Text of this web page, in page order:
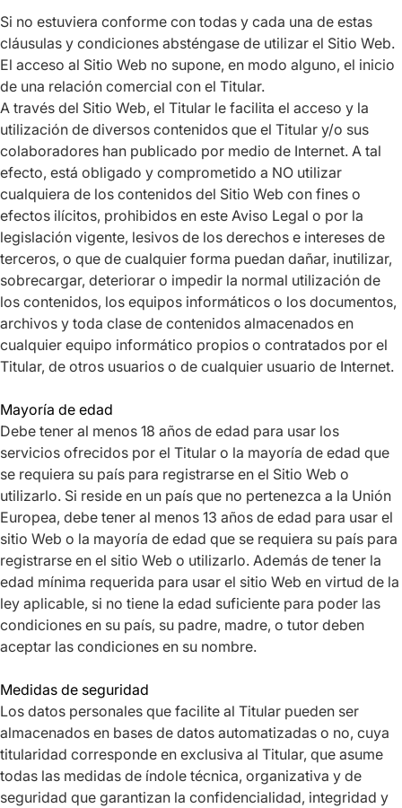
Si no estuviera conforme con todas y cada una de estas
cláusulas y condiciones absténgase de utilizar el Sitio Web.
El acceso al Sitio Web no supone, en modo alguno, el inicio
de una relación comercial con el Titular.
A través del Sitio Web, el Titular le facilita el acceso y la
utilización de diversos contenidos que el Titular y/o sus
colaboradores han publicado por medio de Internet. A tal
efecto, está obligado y comprometido a NO utilizar
cualquiera de los contenidos del Sitio Web con fines o
efectos ilícitos, prohibidos en este Aviso Legal o por la
legislación vigente, lesivos de los derechos e intereses de
terceros, o que de cualquier forma puedan dañar, inutilizar,
sobrecargar, deteriorar o impedir la normal utilización de
los contenidos, los equipos informáticos o los documentos,
archivos y toda clase de contenidos almacenados en
cualquier equipo informático propios o contratados por el
Titular, de otros usuarios o de cualquier usuario de Internet.
Mayoría de edad
Debe tener al menos 18 años de edad para usar los
servicios ofrecidos por el Titular o la mayoría de edad que
se requiera su país para registrarse en el Sitio Web o
utilizarlo. Si reside en un país que no pertenezca a la Unión
Europea, debe tener al menos 13 años de edad para usar el
sitio Web o la mayoría de edad que se requiera su país para
registrarse en el sitio Web o utilizarlo. Además de tener la
edad mínima requerida para usar el sitio Web en virtud de la
ley aplicable, si no tiene la edad suficiente para poder las
condiciones en su país, su padre, madre, o tutor deben
aceptar las condiciones en su nombre.
Medidas de seguridad
Los datos personales que facilite al Titular pueden ser
almacenados en bases de datos automatizadas o no, cuya
titularidad corresponde en exclusiva al Titular, que asume
todas las medidas de índole técnica, organizativa y de
seguridad que garantizan la confidencialidad, integridad y